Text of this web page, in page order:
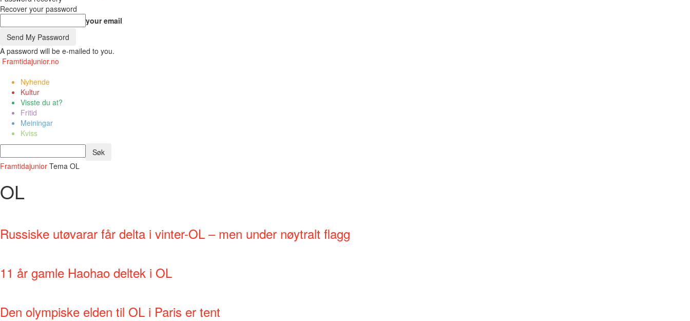
Recover your password
your email
A password will be e-mailed to you.
Framtidajunior.no
Nyhende
Kultur
Visste du at?
Fritid
Meiningar
Kviss
Framtidajunior Tema OL
OL
Russiske utøvarar får delta i vinter-OL – men under nøytralt flagg
11 år gamle Haohao deltek i OL
Den olympiske elden til OL i Paris er tent